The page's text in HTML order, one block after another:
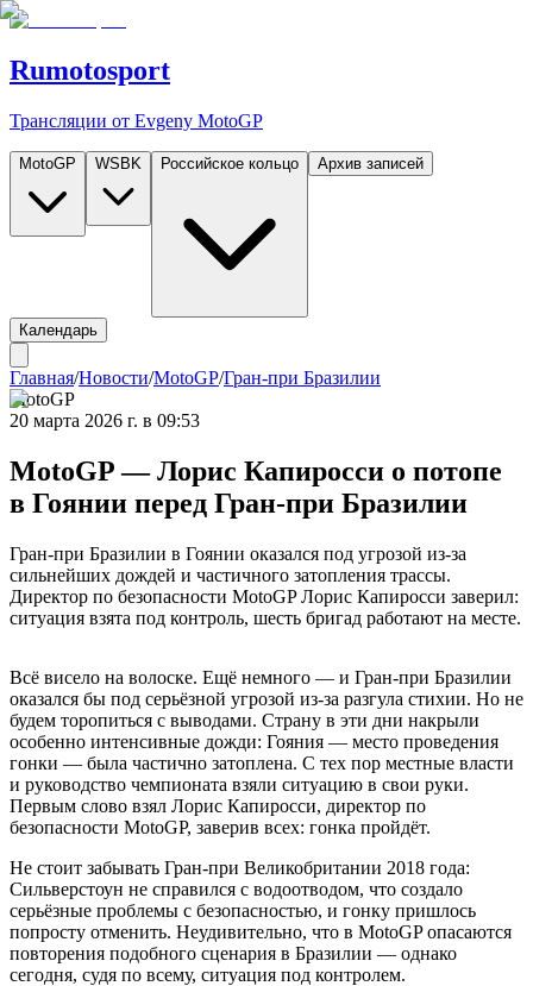
Rumotosport
Трансляции от Evgeny MotoGP
MotoGP WSBK Российское кольцо Архив записей
Календарь
Главная/Новости/MotoGP/Гран-при Бразилии
MotoGP
20 марта 2026 г. в 09:53
MotoGP — Лорис Капиросси о потопе
в Гоянии перед Гран-при Бразилии
Гран-при Бразилии в Гоянии оказался под угрозой из-за
сильнейших дождей и частичного затопления трассы.
Директор по безопасности MotoGP Лорис Капиросси заверил:
ситуация взята под контроль, шесть бригад работают на месте.
Всё висело на волоске. Ещё немного — и Гран-при Бразилии
оказался бы под серьёзной угрозой из-за разгула стихии. Но не
будем торопиться с выводами. Страну в эти дни накрыли
особенно интенсивные дожди: Гояния — место проведения
гонки — была частично затоплена. С тех пор местные власти
и руководство чемпионата взяли ситуацию в свои руки.
Первым слово взял Лорис Капиросси, директор по
безопасности MotoGP, заверив всех: гонка пройдёт.
Не стоит забывать Гран-при Великобритании 2018 года:
Сильверстоун не справился с водоотводом, что создало
серьёзные проблемы с безопасностью, и гонку пришлось
попросту отменить. Неудивительно, что в MotoGP опасаются
повторения подобного сценария в Бразилии — однако
сегодня, судя по всему, ситуация под контролем.